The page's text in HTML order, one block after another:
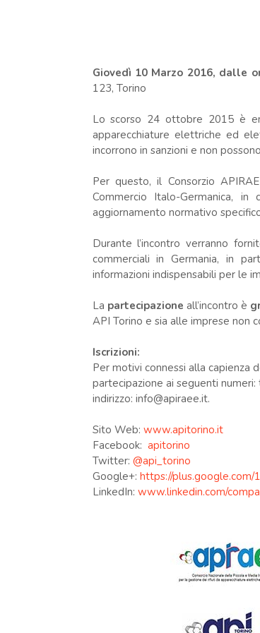
Giovedì 10 Marzo 2016, dalle
123, Torino
Lo scorso 24 ottobre 2015 è
apparecchiature elettriche ed
incorrono in sanzioni e non
Per questo, il Consorzio
Commercio Italo-Germanica,
aggiornamento normativo
Durante l’incontro verranno
commerciali in Germania, in
informazioni indispensabili per le
La partecipazione all’incontro è
API Torino e sia alle imprese non
Iscrizioni:
Per motivi connessi alla capienza
partecipazione ai seguenti
indirizzo: info@apiraee.it.
Sito Web: www.apitorino.it
Facebook: apitorino
Twitter: @api_torino
Google+: https://
LinkedIn: www.linkedin.com/